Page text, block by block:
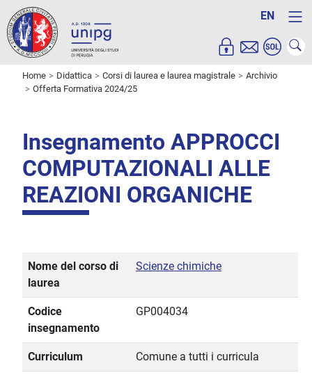
EN
Home Didattica Corsi di laurea e laurea magistrale
Archivio
Offerta Formativa 2024/25
Insegnamento APPROCCI
COMPUTAZIONALI ALLE
REAZIONI ORGANICHE
Nome del corso di
laurea
Scienze chimiche
Codice
insegnamento
GP004034
Curriculum Comune a tutti i curricula